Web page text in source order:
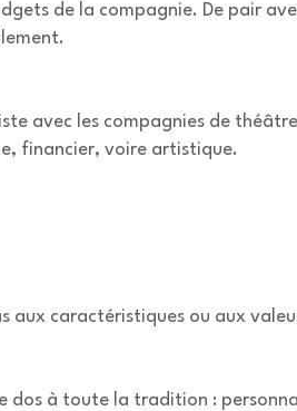
de la compagnie. De pair
avec les compagnies de
financier, voire artistique.
aux caractéristiques ou aux
à toute la tradition :